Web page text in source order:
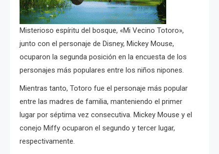
Misterioso espíritu del bosque, «Mi Vecino Totoro»,
junto con el personaje de Disney, Mickey Mouse,
ocuparon la segunda posición en la encuesta de los
personajes más populares entre los niños nipones.
Mientras tanto, Totoro fue el personaje más popular
entre las madres de familia, manteniendo el primer
lugar por séptima vez consecutiva. Mickey Mouse y el
conejo Miffy ocuparon el segundo y tercer lugar,
respectivamente.